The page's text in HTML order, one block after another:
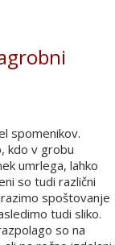
spomenikov.
kdo v grobu
umrlega, lahko
so tudi različni
spoštovanje
tudi sliko.
so na